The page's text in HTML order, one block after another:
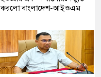
করলো বাংলাদেশ-আইওএম